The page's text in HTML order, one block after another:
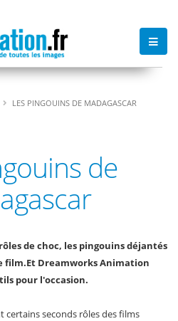
LES PINGOUINS DE MADAGASCAR
de
de choc, les pingouins déjantés
film.Et Dreamworks Animation
pour l'occasion.
seconds rôles des films